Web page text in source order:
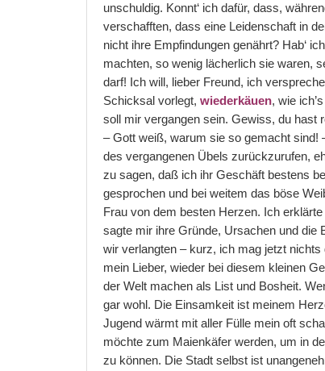
unschuldig. Konnt‘ ich dafür, dass,
verschafften, dass eine Leidenschaft in
nicht ihre Empfindungen genährt? Hab‘
machten, so wenig lächerlich sie waren,
darf! Ich will, lieber Freund, ich
Schicksal vorlegt, wiederkäuen, wie
soll mir vergangen sein. Gewiss, du hast
– Gott weiß, warum sie so gemacht sind!
des vergangenen Übels zurückzurufen,
zu sagen, daß ich ihr Geschäft bestens
gesprochen und bei weitem das böse
Frau von dem besten Herzen. Ich
sagte mir ihre Gründe, Ursachen und die
wir verlangten – kurz, ich mag jetzt
mein Lieber, wieder bei diesem kleinen
der Welt machen als List und Bosheit.
gar wohl. Die Einsamkeit ist meinem
Jugend wärmt mit aller Fülle mein oft
möchte zum Maienkäfer werden, um in
zu können. Die Stadt selbst ist